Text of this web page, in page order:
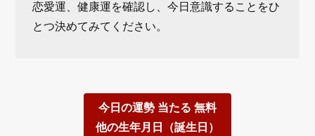
恋愛運、健康運を確認し、今日意識することをひ
とつ決めてみてください。
今日の運勢 当たる 無料
他の生年月日（誕生日）